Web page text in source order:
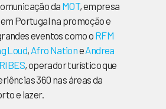
da MOT, empresa
Portugal na promoção e
eventos como oRFM
Loud, Afro NationeAndrea
, operador turístico que
360 nas áreas da
e lazer.